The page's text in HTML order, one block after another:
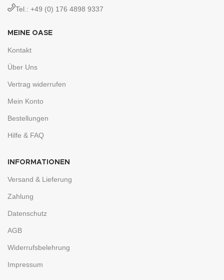
Tel.: +49 (0) 176 4898 9337
MEINE OASE
Kontakt
Über Uns
Vertrag widerrufen
Mein Konto
Bestellungen
Hilfe & FAQ
INFORMATIONEN
Versand & Lieferung
Zahlung
Datenschutz
AGB
Widerrufsbelehrung
Impressum